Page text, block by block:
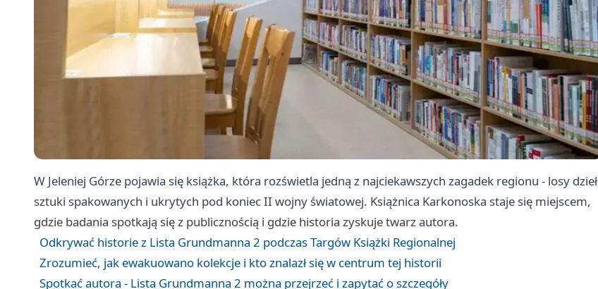
W Jeleniej Górze pojawia się książka, która rozświetla jedną z najciekawszych zagadek regionu - losy dzieł
sztuki spakowanych i ukrytych pod koniec II wojny światowej. Książnica Karkonoska staje się miejscem,
gdzie badania spotkają się z publicznością i gdzie historia zyskuje twarz autora.
Odkrywać historie z Lista Grundmanna 2 podczas Targów Książki Regionalnej
Zrozumieć, jak ewakuowano kolekcje i kto znalazł się w centrum tej historii
Spotkać autora - Lista Grundmanna 2 można przejrzeć i zapytać o szczegóły